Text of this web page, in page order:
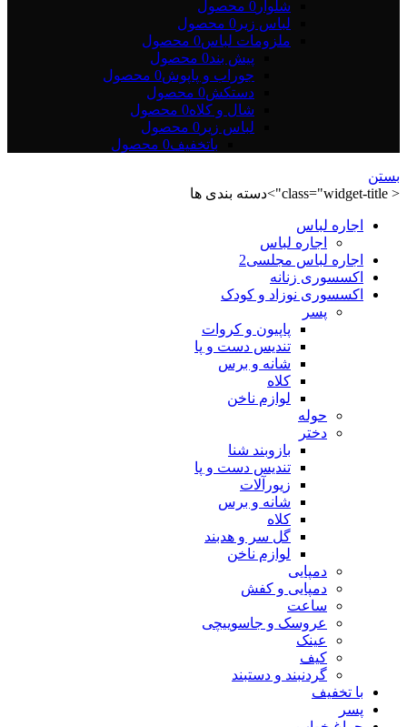
شلوار 0 محصول
لباس زیر 0 محصول
ملزومات لباس0 محصول
پیش بند0 محصول
جوراب و پاپوش0 محصول
دستکش0 محصول
شال و کلاه0 محصول
لباس زیر 0 محصول
باتخفیف0 محصول
بستن
< class="widget-title">دسته بندی ها
اجاره لباس
اجاره لباس
اجاره لباس مجلسی2
اکسسوری زنانه
اکسسوری نوزاد و کودک
پسر
پاپیون و کروات
تندیس دست و پا
شانه و برس
کلاه
لوازم ناخن
حوله
دختر
بازوبند شنا
تندیس دست و پا
زیورآلات
شانه و برس
کلاه
گل سر و هدبند
لوازم ناخن
دمپایی
دمپایی و کفش
ساعت
عروسک و جاسوییچی
عینک
کیف
گردنبند و دستبند
با تخفیف
پسر